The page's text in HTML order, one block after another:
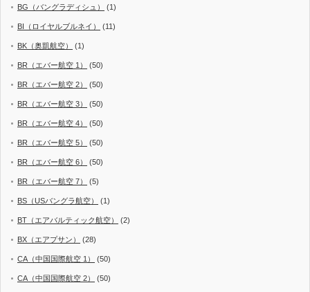
BG（バングラディシュ） (1)
BI（ロイヤルブルネイ） (11)
BK（奥凱航空） (1)
BR（エバー航空 1） (50)
BR（エバー航空 2） (50)
BR（エバー航空 3） (50)
BR（エバー航空 4） (50)
BR（エバー航空 5） (50)
BR（エバー航空 6） (50)
BR（エバー航空 7） (5)
BS（USバングラ航空） (1)
BT（エアバルティック航空） (2)
BX（エアプサン） (28)
CA（中国国際航空 1） (50)
CA（中国国際航空 2） (50)